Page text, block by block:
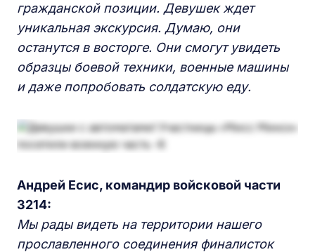
гражданской позиции. Девушек ждет
уникальная экскурсия. Думаю, они
останутся в восторге. Они смогут увидеть
образцы боевой техники, военные машины
и даже попробовать солдатскую еду.
Андрей Есис, командир войсковой части
3214:
Мы рады видеть на территории нашего
прославленного соединения финалисток